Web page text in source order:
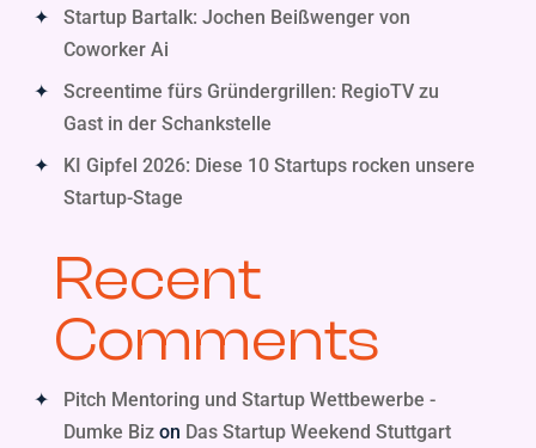
Startup Bartalk: Jochen Beißwenger von
Coworker Ai
Screentime fürs Gründergrillen: RegioTV zu
Gast in der Schankstelle
KI Gipfel 2026: Diese 10 Startups rocken unsere
Startup-Stage
Recent
Comments
Pitch Mentoring und Startup Wettbewerbe -
Dumke Bizon Das Startup Weekend Stuttgart